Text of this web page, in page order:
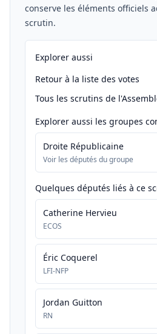
conserve les éléments officiels
scrutin.
Explorer aussi
Retour à la liste des votes
Tous les scrutins de
Explorer aussi les groupes
Droite Républicaine
Voir les députés du groupe
Quelques députés liés à ce
Catherine Hervieu
ECOS
Éric Coquerel
LFI-NFP
Jordan Guitton
RN